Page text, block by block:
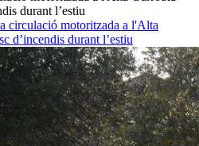
circulació motoritzada a l'Alta
d’incendis durant l’estiu